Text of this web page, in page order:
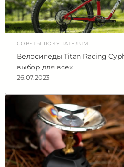
СОВЕТЫ ПОКУПАТЕЛЯМ
Велосипеды Titan Racing
выбор для всех
26.07.2023